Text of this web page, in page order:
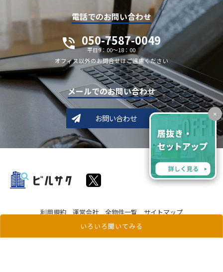
いろいろ聞いてみる
×
電話でのお問い合わせ
050-7587-0049
平日9：00～18：00
オフィス以外のお問合せはご遠慮ください
メールでのお問い合わせ
お問い合わせ
利用規約 運営会社 全物件一覧 サイトマップ